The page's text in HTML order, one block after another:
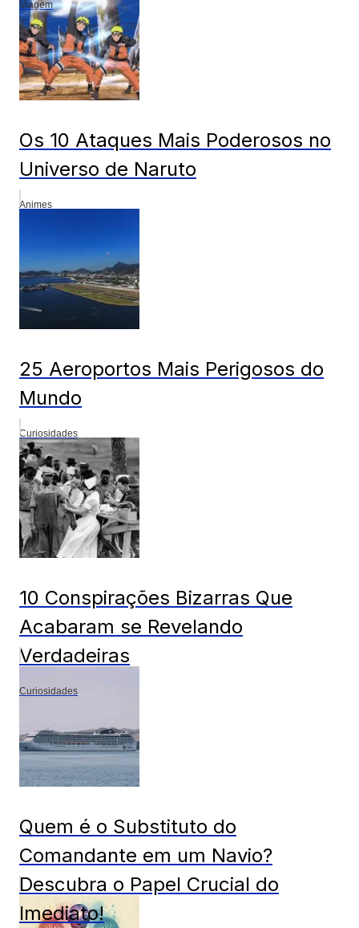
Viagem
Os 10 Ataques Mais Poderosos no
Universo de Naruto
Animes
25 Aeroportos Mais Perigosos do
Mundo
Curiosidades
10 Conspirações Bizarras Que
Acabaram se Revelando
Verdadeiras
Curiosidades
Quem é o Substituto do
Comandante em um Navio?
Descubra o Papel Crucial do
Imediato!